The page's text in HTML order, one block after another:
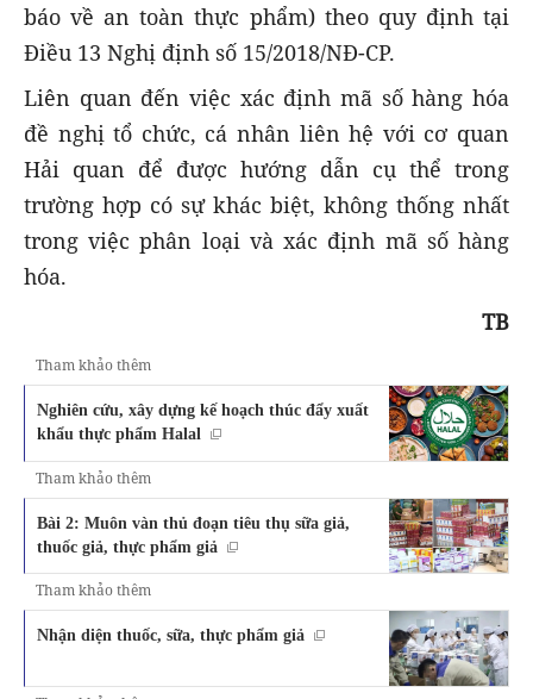
báo về an toàn thực phẩm) theo quy định tại
Điều 13 Nghị định số 15/2018/NĐ-CP.
Liên quan đến việc xác định mã số hàng hóa
đề nghị tổ chức, cá nhân liên hệ với cơ quan
Hải quan để được hướng dẫn cụ thể trong
trường hợp có sự khác biệt, không thống nhất
trong việc phân loại và xác định mã số hàng
hóa.
TB
Tham khảo thêm
Nghiên cứu, xây dựng kế hoạch thúc đẩy xuất
khẩu thực phẩm Halal
Tham khảo thêm
Bài 2: Muôn vàn thủ đoạn tiêu thụ sữa giả,
thuốc giả, thực phẩm giả
Tham khảo thêm
Nhận diện thuốc, sữa, thực phẩm giả